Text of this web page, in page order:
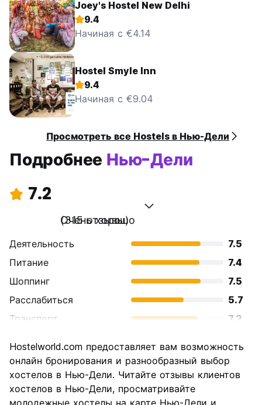
Joey's Hostel New Delhi
9.4
Начиная с €4.14
Hostel Smyle Inn
9.4
Начиная с €9.04
Просмотреть все Hostels в Нью-Дели
Подробнее Нью-Дели
7.2
Очень хорошо
(315 отзывы)
Деятельность
7.5
Питание
7.4
Шоппинг
7.5
Расслабиться
5.7
Транспорт
7.2
достопримечательностей
8.0
Культура
7.9
Ночная жизнь
Hostelworld.com предоставляет вам возможность
онлайн бронирования и разнообразный выбор
хостелов в Нью-Дели. Читайте отзывы клиентов
хостелов в Нью-Дели, просматривайте
молодежные хостелы на карте Нью-Дели и